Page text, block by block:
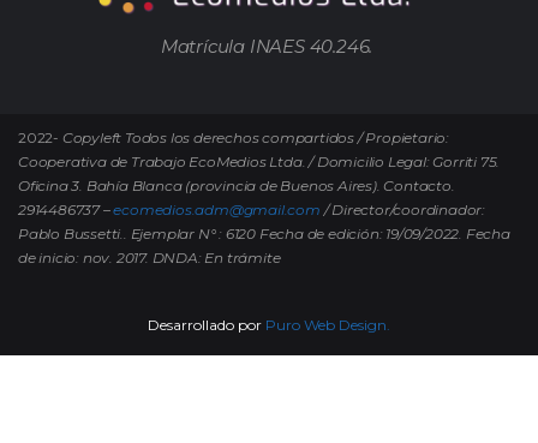
Matrícula INAES 40.246.
2022- Copyleft Todos los derechos compartidos / Propietario:
Cooperativa de Trabajo EcoMedios Ltda. / Domicilio Legal: Gorriti 75.
Oficina 3. Bahía Blanca (provincia de Buenos Aires). Contacto.
2914486737 –ecomedios.adm@gmail.com / Director/coordinador:
Pablo Bussetti.. Ejemplar N° : 6120 Fecha de edición: 19/09/2022. Fecha
de inicio: nov. 2017. DNDA: En trámite
Desarrollado por Puro Web Design.